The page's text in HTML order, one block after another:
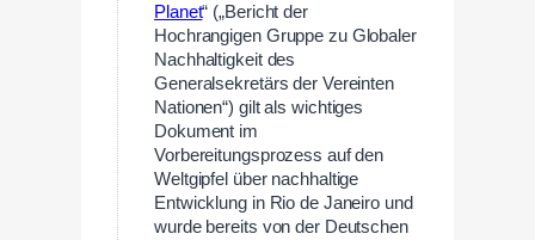
Planet“ („Bericht der
Hochrangigen Gruppe zu Globaler
Nachhaltigkeit des
Generalsekretärs der Vereinten
Nationen“) gilt als wichtiges
Dokument im
Vorbereitungsprozess auf den
Weltgipfel über nachhaltige
Entwicklung in Rio de Janeiro und
wurde bereits von der Deutschen